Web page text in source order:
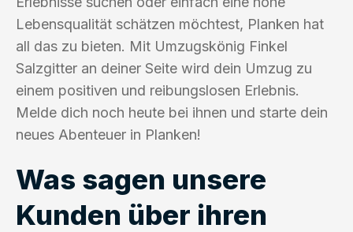
Lebensqualität schätzen möchtest, Planken hat
all das zu bieten. Mit Umzugskönig Finkel
Salzgitter an deiner Seite wird dein Umzug zu
einem positiven und reibungslosen Erlebnis.
Melde dich noch heute bei ihnen und starte dein
neues Abenteuer in Planken!
Was sagen unsere
Kunden über ihren